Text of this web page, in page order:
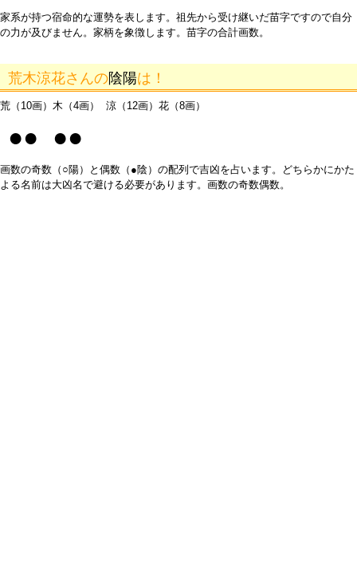
家系が持つ宿命的な運勢を表します。祖先から受け継いだ苗字ですので自分
の力が及びません。家柄を象徴します。苗字の合計画数。
荒木涼花さんの陰陽は！
荒（10画）木（4画） 涼（12画）花（8画）
●● ●●
画数の奇数（○陽）と偶数（●陰）の配列で吉凶を占います。どちらかにかた
よる名前は大凶名で避ける必要があります。画数の奇数偶数。